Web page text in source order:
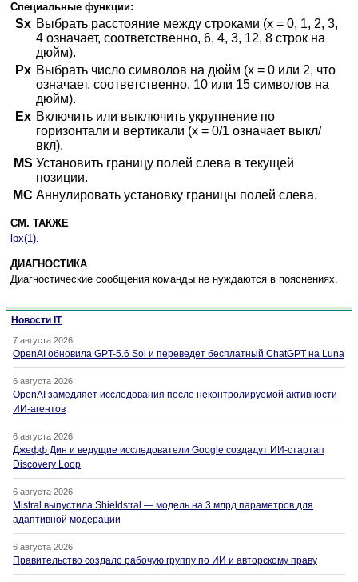
Специальные функции:
Sx Выбрать расстояние между строками (x = 0, 1, 2, 3,
4 означает, соответственно, 6, 4, 3, 12, 8 строк на
дюйм).
Px Выбрать число символов на дюйм (x = 0 или 2, что
означает, соответственно, 10 или 15 символов на
дюйм).
Ex Включить или выключить укрупнение по
горизонтали и вертикали (x = 0/1 означает выкл/
вкл).
MS Установить границу полей слева в текущей
позиции.
MC Аннулировать установку границы полей слева.
СМ. ТАКЖЕ
lpx(1).
ДИАГНОСТИКА
Диагностические сообщения команды не нуждаются в пояснениях.
Новости IT
7 августа 2026
OpenAI обновила GPT-5.6 Sol и переведет бесплатный ChatGPT на Luna
6 августа 2026
OpenAI замедляет исследования после неконтролируемой активности
ИИ-агентов
6 августа 2026
Джефф Дин и ведущие исследователи Google создадут ИИ-стартап
Discovery Loop
6 августа 2026
Mistral выпустила Shieldstral — модель на 3 млрд параметров для
адаптивной модерации
6 августа 2026
Правительство создало рабочую группу по ИИ и авторскому праву